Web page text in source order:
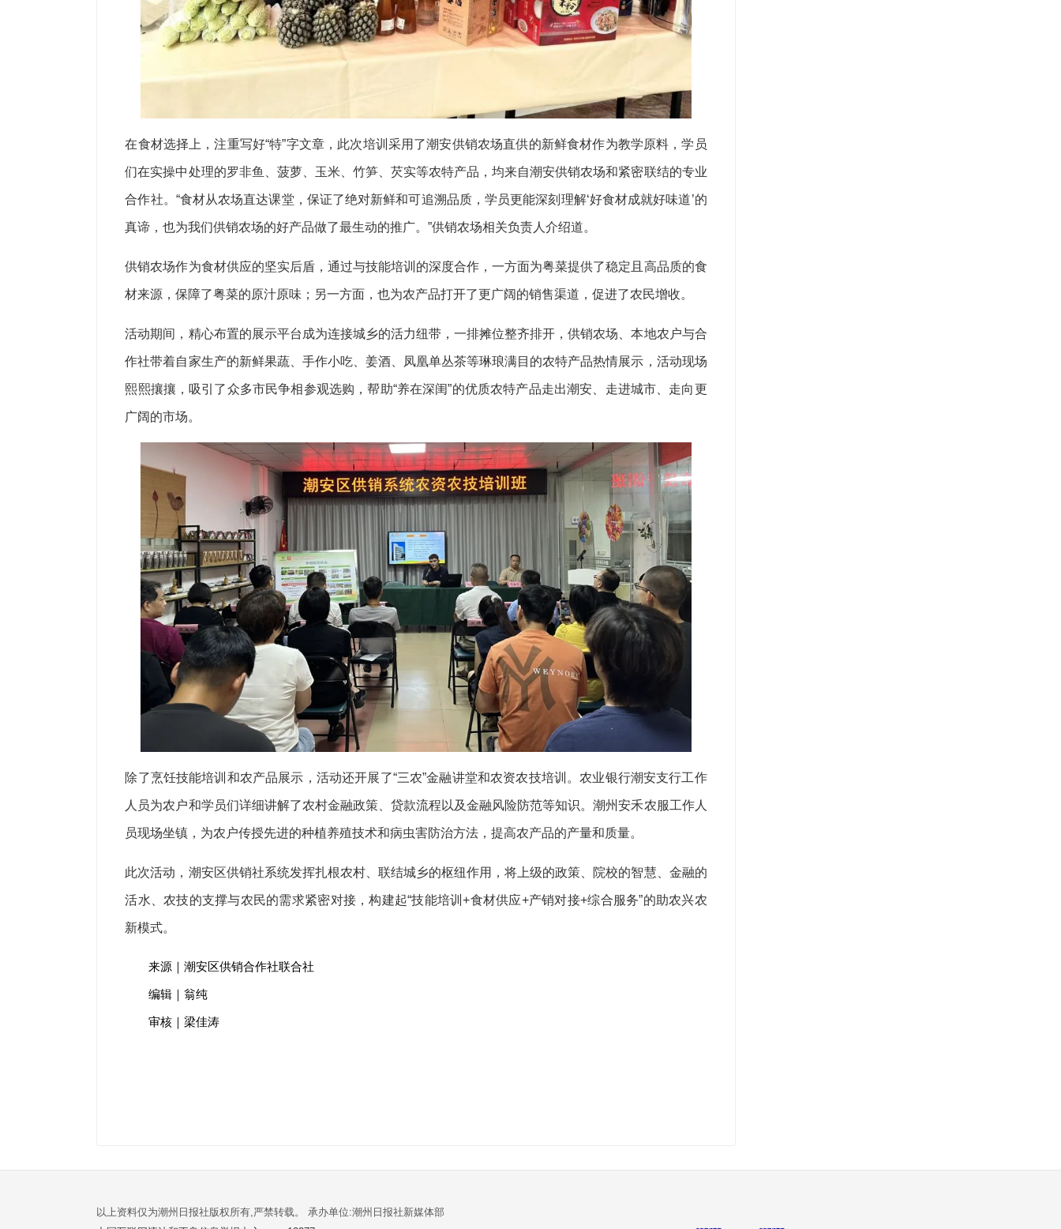
在食材选择上，注重写好“特”字文章，此次培训采用了潮安供销农场直供的新鲜食材作为教学原料，学员
们在实操中处理的罗非鱼、菠萝、玉米、竹笋、芡实等农特产品，均来自潮安供销农场和紧密联结的专业
合作社。“食材从农场直达课堂，保证了绝对新鲜和可追溯品质，学员更能深刻理解‘好食材成就好味道’的
真谛，也为我们供销农场的好产品做了最生动的推广。”供销农场相关负责人介绍道。
供销农场作为食材供应的坚实后盾，通过与技能培训的深度合作，一方面为粤菜提供了稳定且高品质的食
材来源，保障了粤菜的原汁原味；另一方面，也为农产品打开了更广阔的销售渠道，促进了农民增收。
活动期间，精心布置的展示平台成为连接城乡的活力纽带，一排摊位整齐排开，供销农场、本地农户与合
作社带着自家生产的新鲜果蔬、手作小吃、姜酒、凤凰单丛茶等琳琅满目的农特产品热情展示，活动现场
熙熙攘攘，吸引了众多市民争相参观选购，帮助“养在深闺”的优质农特产品走出潮安、走进城市、走向更
广阔的市场。
除了烹饪技能培训和农产品展示，活动还开展了“三农”金融讲堂和农资农技培训。农业银行潮安支行工作
人员为农户和学员们详细讲解了农村金融政策、贷款流程以及金融风险防范等知识。潮州安禾农服工作人
员现场坐镇，为农户传授先进的种植养殖技术和病虫害防治方法，提高农产品的产量和质量。
此次活动，潮安区供销社系统发挥扎根农村、联结城乡的枢纽作用，将上级的政策、院校的智慧、金融的
活水、农技的支撑与农民的需求紧密对接，构建起“技能培训+食材供应+产销对接+综合服务”的助农兴农
新模式。
来源｜潮安区供销合作社联合社
编辑｜翁纯
审核｜梁佳涛
以上资料仅为潮州日报社版权所有,严禁转载。 承办单位:潮州日报社新媒体部